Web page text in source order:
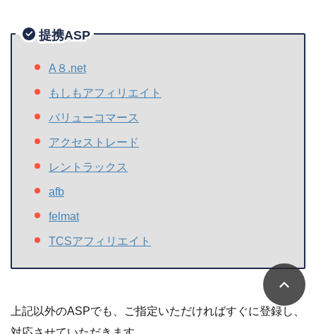
提携ASP
A８.net
もしもアフィリエイト
バリューコマース
アクセストレード
レントラックス
afb
felmat
TCSアフィリエイト
上記以外のASPでも、ご指定いただければすぐに登録し、